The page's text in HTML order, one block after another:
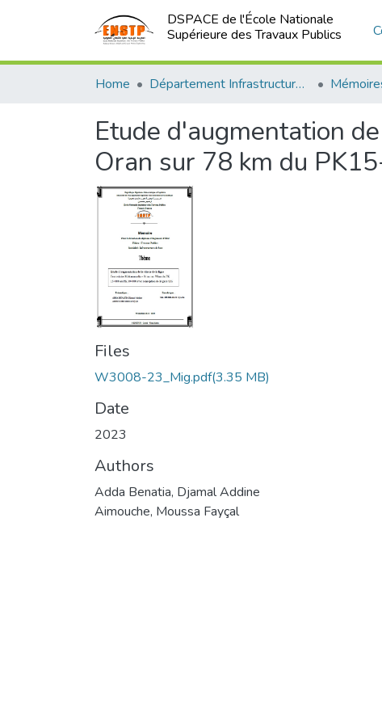
DSPACE de l'École Nationale
Supérieure des Travaux Publics
Home Département Infrastructures de Base (DIB)
Etude d'augmentation
Oran sur 78 km du
Files
W3008-23_Mig.pdf(3.35 MB)
Date
2023
Authors
Adda Benatia, Djamal Addine
Aimouche, Moussa Fayçal